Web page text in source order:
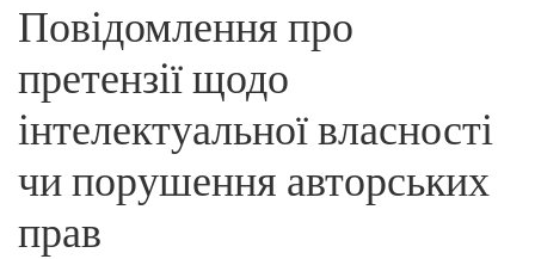
Повідомлення про
претензії щодо
інтелектуальної власності
чи порушення авторських
прав